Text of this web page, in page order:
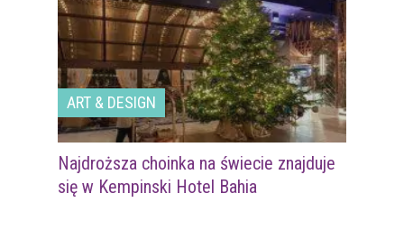
ART & DESIGN
Najdroższa choinka na świecie znajduje
się w Kempinski Hotel Bahia